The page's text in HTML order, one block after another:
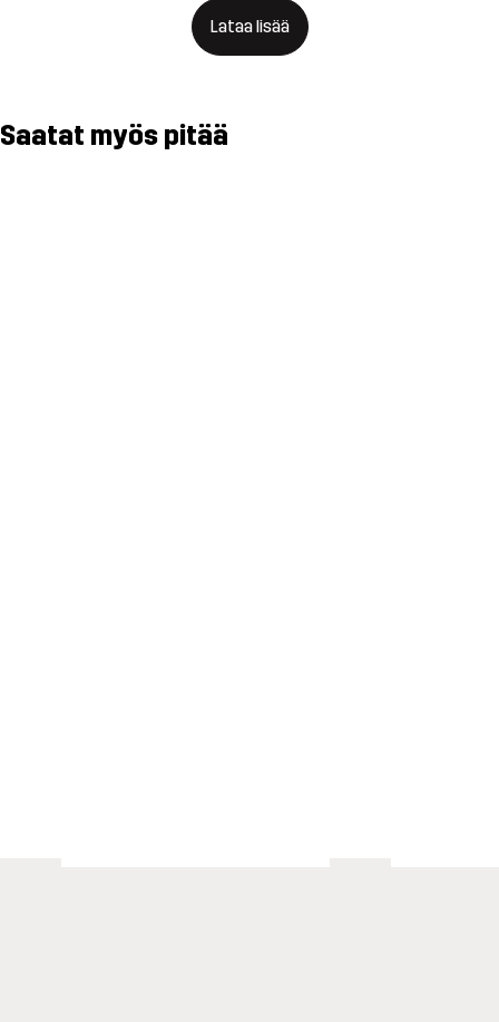
Lataa lisää
Saatat myös pitää